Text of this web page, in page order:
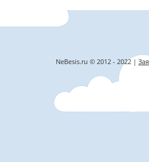
NeBesis.ru © 2012 - 2022 |